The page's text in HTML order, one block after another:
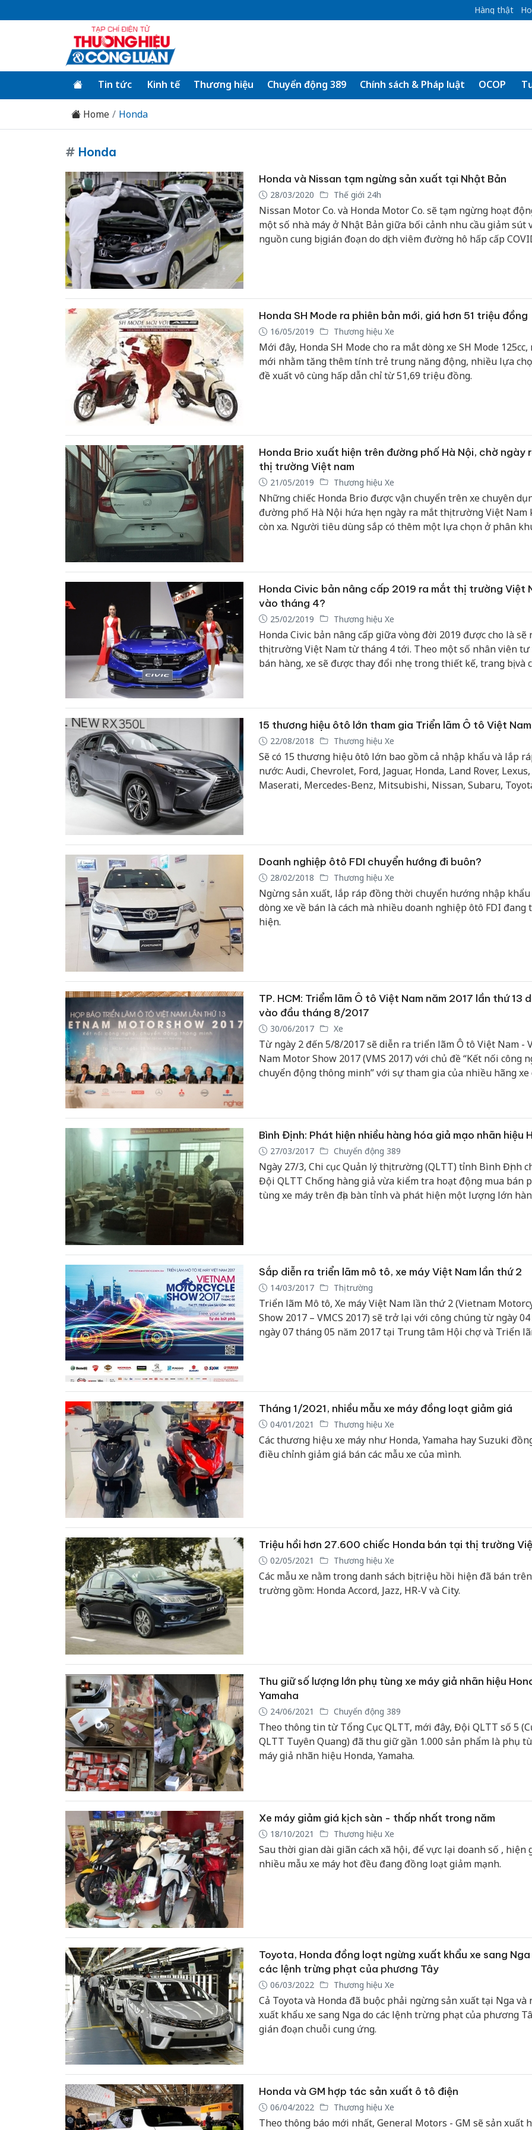
Hàng thật
Tin tức Kinh tế Thương hiệu Chuyển động 389 Chính sách & Pháp luật OCOP
Home Honda
# Honda
Honda và Nissan tạm ngừng sản xuất tại Nhật Bản
28/03/2020 Thế giới 24h
Nissan Motor Co. và Honda Motor Co. sẽ tạm ngừng hoạt
một số nhà máy ở Nhật Bản giữa bối cảnh nhu cầu giảm sút
nguồn cung bị gián đoạn do dịch viêm đường hô hấp cấp
Honda SH Mode ra phiên bản mới, giá hơn 51 triệu đồng
16/05/2019 Thương hiệu Xe
Mới đây, Honda SH Mode cho ra mắt dòng xe SH Mode 125cc,
mới nhằm tăng thêm tính trẻ trung năng động, nhiều lựa
đề xuất vô cùng hấp dẫn chỉ từ 51,69 triệu đồng.
Honda Brio xuất hiện trên đường phố Hà Nội, chờ ngày
thị trường Việt nam
21/05/2019 Thương hiệu Xe
Những chiếc Honda Brio được vận chuyển trên xe chuyên
đường phố Hà Nội hứa hẹn ngày ra mắt thị trường Việt Nam
còn xa. Người tiêu dùng sắp có thêm một lựa chọn ở phân
Honda Civic bản nâng cấp 2019 ra mắt thị trường Việt
vào tháng 4?
25/02/2019 Thương hiệu Xe
Honda Civic bản nâng cấp giữa vòng đời 2019 được cho là sẽ
thị trường Việt Nam từ tháng 4 tới. Theo một số nhân viên tư
bán hàng, xe sẽ được thay đổi nhẹ trong thiết kế, trang bị và
15 thương hiệu ôtô lớn tham gia Triển lãm Ô tô Việt
22/08/2018 Thương hiệu Xe
Sẽ có 15 thương hiệu ôtô lớn bao gồm cả nhập khẩu và lắp
nước: Audi, Chevrolet, Ford, Jaguar, Honda, Land Rover, Lexus,
Maserati, Mercedes-Benz, Mitsubishi, Nissan, Subaru,
Doanh nghiệp ôtô FDI chuyển hướng đi buôn?
28/02/2018 Thương hiệu Xe
Ngừng sản xuất, lắp ráp đồng thời chuyển hướng nhập
dòng xe về bán là cách mà nhiều doanh nghiệp ôtô FDI đang
hiện.
TP. HCM: Triểm lãm Ô tô Việt Nam năm 2017 lần thứ 13
vào đầu tháng 8/2017
30/06/2017 Xe
Từ ngày 2 đến 5/8/2017 sẽ diễn ra triển lãm Ô tô Việt Nam -
Nam Motor Show 2017 (VMS 2017) với chủ đề “Kết nối công
chuyển động thông minh” với sự tham gia của nhiều hãng xe
Bình Định: Phát hiện nhiều hàng hóa giả mạo nhãn hiệu
27/03/2017 Chuyển động 389
Ngày 27/3, Chi cục Quản lý thị trường (QLTT) tỉnh Bình Định
Đội QLTT Chống hàng giả vừa kiểm tra hoạt động mua bán
tùng xe máy trên địa bàn tỉnh và phát hiện một lượng lớn
Sắp diễn ra triển lãm mô tô, xe máy Việt Nam lần thứ 2
14/03/2017 Thị trường
Triển lãm Mô tô, Xe máy Việt Nam lần thứ 2 (Vietnam
Show 2017 – VMCS 2017) sẽ trở lại với công chúng từ ngày
ngày 07 tháng 05 năm 2017 tại Trung tâm Hội chợ và Triển
Tháng 1/2021, nhiều mẫu xe máy đồng loạt giảm giá
04/01/2021 Thương hiệu Xe
Các thương hiệu xe máy như Honda, Yamaha hay Suzuki
điều chỉnh giảm giá bán các mẫu xe của mình.
Triệu hồi hơn 27.600 chiếc Honda bán tại thị trường
02/05/2021 Thương hiệu Xe
Các mẫu xe nằm trong danh sách bị triệu hồi hiện đã bán trên
trường gồm: Honda Accord, Jazz, HR-V và City.
Thu giữ số lượng lớn phụ tùng xe máy giả nhãn hiệu
Yamaha
24/06/2021 Chuyển động 389
Theo thông tin từ Tổng Cục QLTT, mới đây, Đội QLTT số 5
QLTT Tuyên Quang) đã thu giữ gần 1.000 sản phẩm là phụ
máy giả nhãn hiệu Honda, Yamaha.
Xe máy giảm giá kịch sàn - thấp nhất trong năm
18/10/2021 Thương hiệu Xe
Sau thời gian dài giãn cách xã hội, để vực lại doanh số , hiện
nhiều mẫu xe máy hot đều đang đồng loạt giảm mạnh.
Toyota, Honda đồng loạt ngừng xuất khẩu xe sang
các lệnh trừng phạt của phương Tây
06/03/2022 Thương hiệu Xe
Cả Toyota và Honda đã buộc phải ngừng sản xuất tại Nga và
xuất khẩu xe sang Nga do các lệnh trừng phạt của phương
gián đoạn chuỗi cung ứng.
Honda và GM hợp tác sản xuất ô tô điện
06/04/2022 Thương hiệu Xe
Theo thông báo mới nhất, General Motors - GM sẽ sản xuất
công
doanh
Thanh
hại